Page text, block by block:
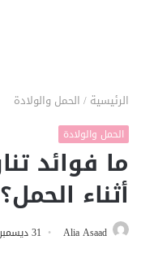
الرئيسية / الحمل والولادة
الحمل والولادة
ما فوائد
أثناء الحمل؟
Alia Asaad 31 ديسمبر، 2020